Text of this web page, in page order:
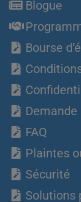
Blogue
Bourse
FAQ
Plaintes
Sécurité
Solutions